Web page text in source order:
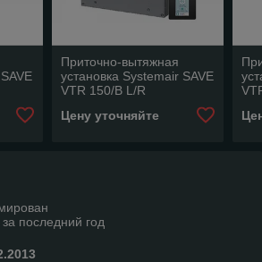
Приточно-вытяжная
установка Systemair SAVE
VTR 150/B L/R
Цену уточняйте
последний год